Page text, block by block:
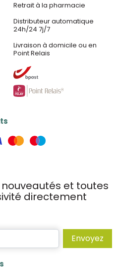
Retrait à la pharmacie
Distributeur automatique
24h/24 7j/7
Livraison à domicile ou en
Point Relais
et toutes
directement
Envoyez